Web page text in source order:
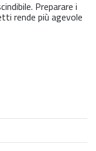
Preparare i
rende più agevole